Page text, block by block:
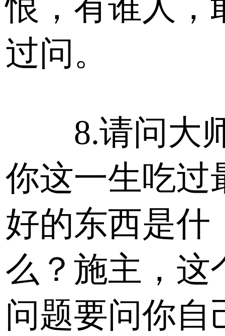
恨，有谁人，
过问。
8.请问大
你这一生吃过
好的东西是什
么？施主，这
问题要问你自